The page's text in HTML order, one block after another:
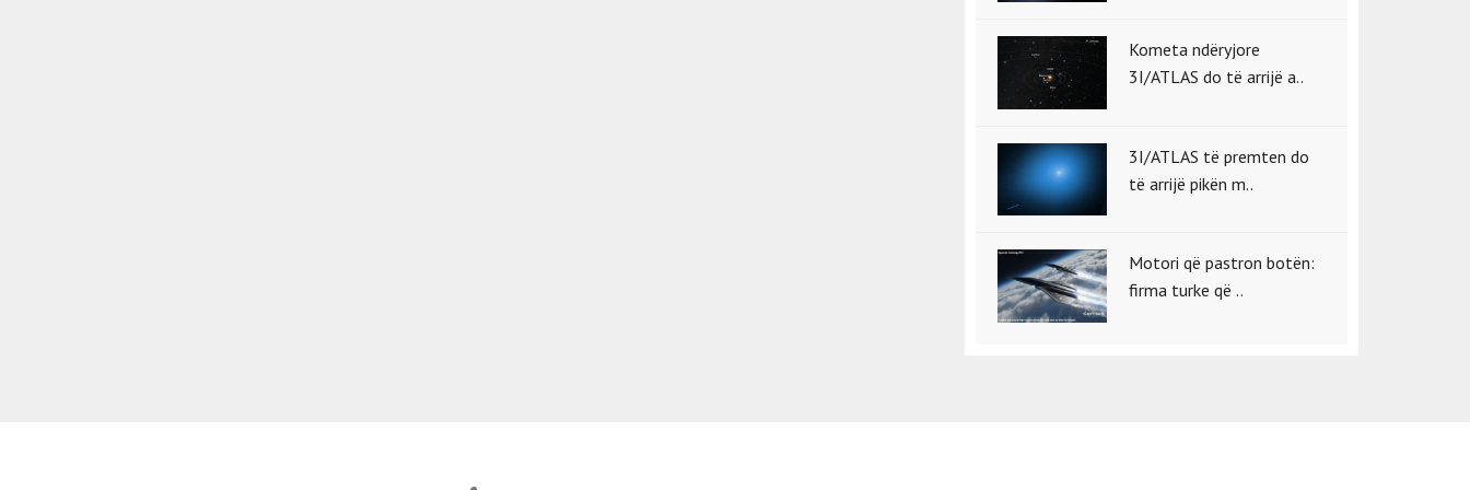
Kometa ndëryjore
3I/ATLAS do të arrijë a..
3I/ATLAS të premten do
të arrijë pikën m..
Motori që pastron botën:
firma turke që ..